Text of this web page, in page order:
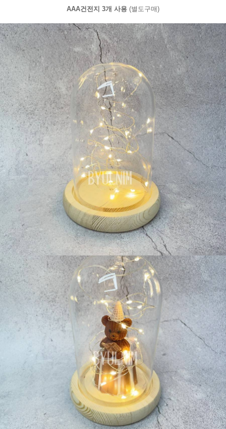
AAA건전지 3개 사용 (별도구매)